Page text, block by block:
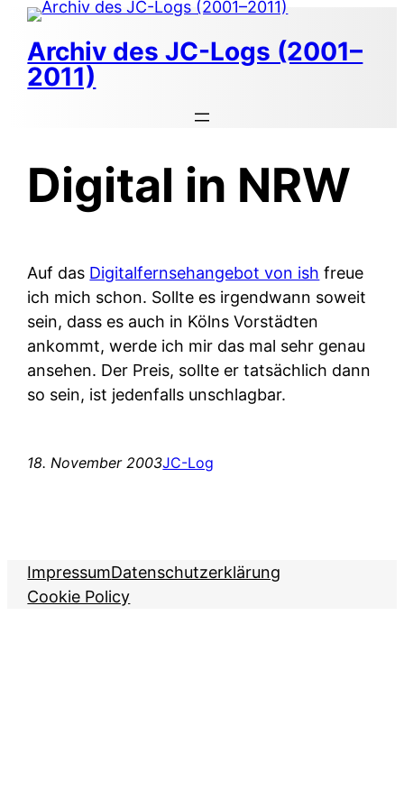
Zum
Inhalt
springen
Archiv des JC-Logs (2001–
2011)
Digital in NRW
Auf das Digitalfernsehangebot von ish freue
ich mich schon. Sollte es irgendwann soweit
sein, dass es auch in Kölns Vorstädten
ankommt, werde ich mir das mal sehr genau
ansehen. Der Preis, sollte er tatsächlich dann
so sein, ist jedenfalls unschlagbar.
18. November 2003JC-Log
ImpressumDatenschutzerklärung
Cookie Policy